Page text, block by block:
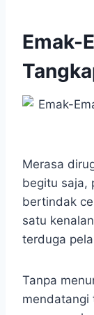
Emak-
Merasa
begitu saja,
bertindak
satu
terduga
Tanpa
mendatangi